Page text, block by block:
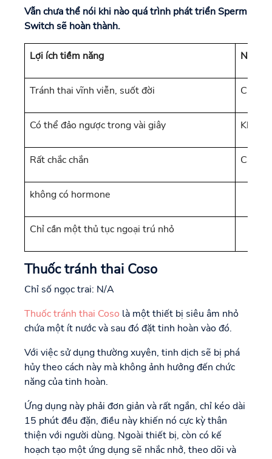
Vẫn chưa thể nói khi nào quá trình phát triển Sperm
Switch sẽ hoàn thành.
Lợi ích tiềm năng Nhược
Tránh thai vĩnh viễn, suốt đời Chưa
Có thể đảo ngược trong vài giây Không
Rất chắc chắn Cần
không có hormone
Chỉ cần một thủ tục ngoại trú nhỏ
Thuốc tránh thai Coso
Chỉ số ngọc trai: N/A
Thuốc tránh thai Coso là một thiết bị siêu âm nhỏ
chứa một ít nước và sau đó đặt tinh hoàn vào đó.
Với việc sử dụng thường xuyên, tinh dịch sẽ bị phá
hủy theo cách này mà không ảnh hưởng đến chức
năng của tinh hoàn.
Ứng dụng này phải đơn giản và rất ngắn, chỉ kéo dài
15 phút đều đặn, điều này khiến nó cực kỳ thân
thiện với người dùng. Ngoài thiết bị, còn có kế
hoạch tạo một ứng dụng sẽ nhắc nhở, theo dõi và